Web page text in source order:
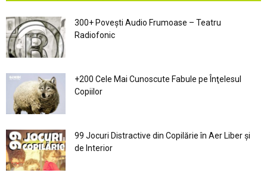
300+ Povești Audio Frumoase – Teatru
Radiofonic
+200 Cele Mai Cunoscute Fabule pe Înţelesul
Copiilor
99 Jocuri Distractive din Copilărie în Aer Liber şi
de Interior